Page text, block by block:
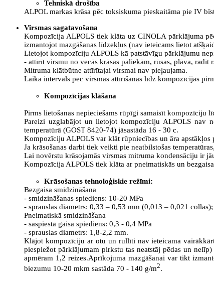
Tehniskā drošība
ALPOL markas krāsa pēc toksiskuma pieskaitāma pie IV
Virsmas sagatavošana
Kompozīcija ALPOLS tiek klāta uz CINOLA pārklājuma
izmantojot mazgāšanas līdzekļus (nav ieteicams lietot
Lietojot kompozīciju ALPOLS kā patstāvīgu pārklājumu
- attīrīt virsmu no vecās krāsas paliekām, rūsas, plāva, radīt
Mitruma klātbūtne attīrītajai virsmai nav pieļaujama.
Laika intervāls pēc virsmas attīrīšanas līdz kompozīcijas
Kompozīcijas klāšana
Pirms lietošanas nepieciešams rūpīgi samaisīt kompozīciju
Pareizi uzglabājot un lietojot kompozīciju ALPOLS nav
temperatūrā (GOST 8420-74) jāsastāda 16 - 30 c.
Kompozīciju ALPOLS var klāt rūpniecības un āra
Ja krāsošanas darbi tiek veikti pie neatbilstošas
Lai novērstu krāsojamās virsmas mitruma kondensāciju ir
Kompozīcija ALPOLS tiek klāta ar pneimatiskās un
Krāsošanas tehnoloģiskie režīmi:
Bezgaisa smidzināšana
- smidzināšanas spiediens: 10-20 MPa
- sprauslas diametrs: 0,33 – 0,53 mm (0,013 – 0,021 collas);
Pneimatiskā smidzināšana
- saspiestā gaisa spiediens: 0,3 - 0,4 MPa
- sprauslas diametrs: 1,8-2,2 mm.
Klājot kompozīciju ar otu un rullīti nav ieteicama
piespiežot pārklājumam pirkstu tas neatstāj pēdas un
apmēram 1,2 reizes.Aprīkojuma mazgāšanai var tikt
biezumu 10-20 mkm sastāda 70 - 140 g/m2.